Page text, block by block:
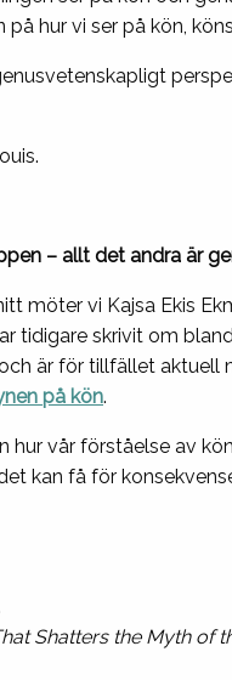
hur vi ser på kön,
– allt det andra är
möter vi Kajsa Ekis
tidigare skrivit om
är för tillfället aktuell
på kön.
hur vår förståelse av
kan få för
Shatters the Myth of